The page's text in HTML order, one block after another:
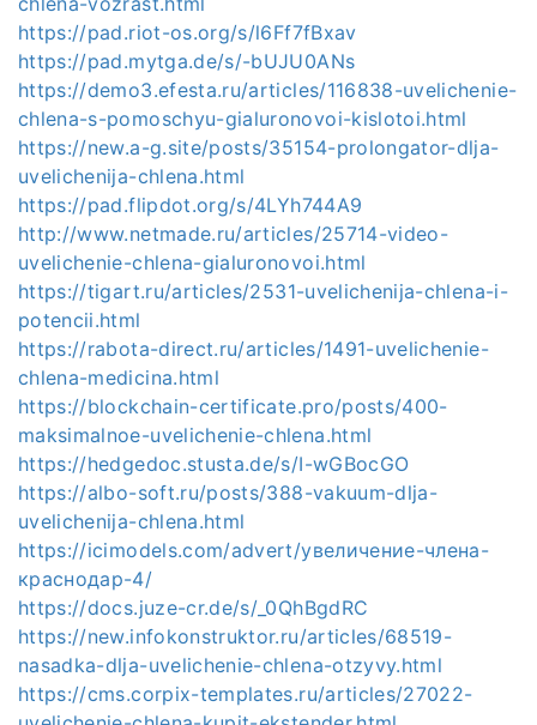
https://pad.riot-os.org/s/l6Ff7fBxav
https://pad.mytga.de/s/-bUJU0ANs
https://demo3.efesta.ru/articles/116838-uvelichenie-
chlena-s-pomoschyu-gialuronovoi-kislotoi.html
https://new.a-g.site/posts/35154-prolongator-dlja-
uvelichenija-chlena.html
https://pad.flipdot.org/s/4LYh744A9
http://www.netmade.ru/articles/25714-video-
uvelichenie-chlena-gialuronovoi.html
https://tigart.ru/articles/2531-uvelichenija-chlena-i-
potencii.html
https://rabota-direct.ru/articles/1491-uvelichenie-
chlena-medicina.html
https://blockchain-certificate.pro/posts/400-
maksimalnoe-uvelichenie-chlena.html
https://hedgedoc.stusta.de/s/I-wGBocGO
https://albo-soft.ru/posts/388-vakuum-dlja-
uvelichenija-chlena.html
https://icimodels.com/advert/увеличение-члена-
краснодар-4/
https://docs.juze-cr.de/s/_0QhBgdRC
https://new.infokonstruktor.ru/articles/68519-
nasadka-dlja-uvelichenie-chlena-otzyvy.html
https://cms.corpix-templates.ru/articles/27022-